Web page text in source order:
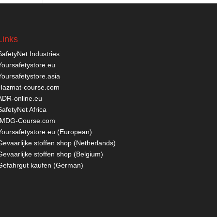
Industries
course.com
online.eu
Africa
Course.com
(European)
stoffen shop (Netherlands)
stoffen shop (Belgium)
kaufen (German)